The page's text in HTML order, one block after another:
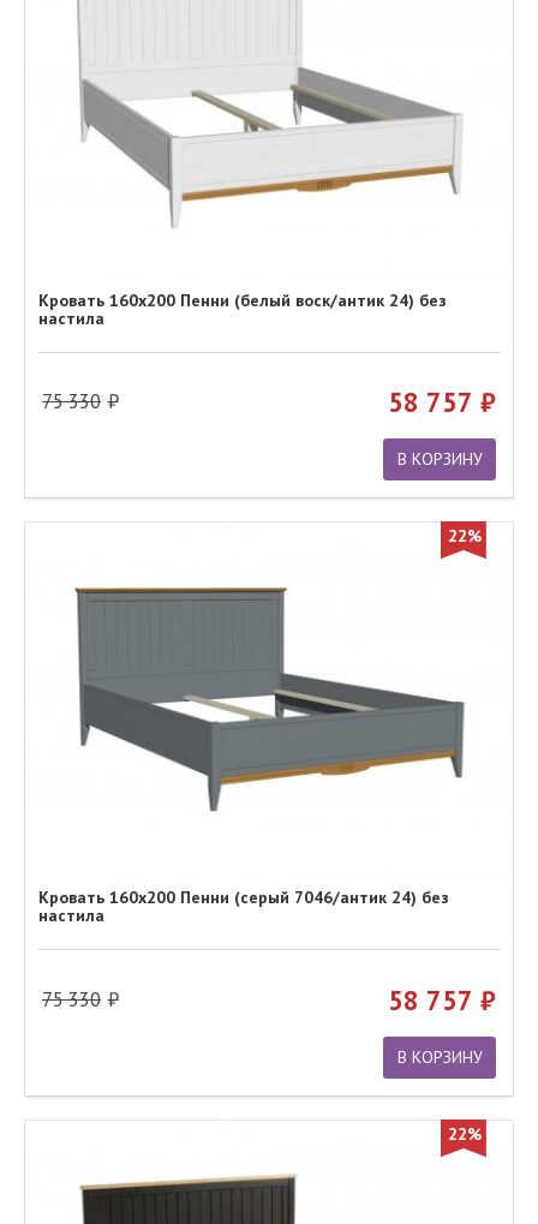
Кровать 160х200 Пенни (белый воск/антик 24) без
настила
75 330 58 757
В КОРЗИНУ
22%
Кровать 160х200 Пенни (серый 7046/антик 24) без
настила
75 330 58 757
В КОРЗИНУ
22%